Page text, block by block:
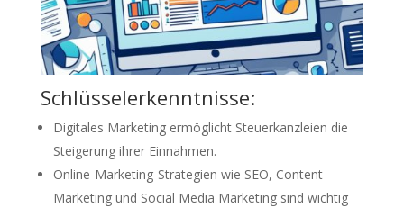
Schlüsselerkenntnisse:
Digitales Marketing ermöglicht Steuerkanzleien die
Steigerung ihrer Einnahmen.
Online-Marketing-Strategien wie SEO, Content
Marketing und Social Media Marketing sind wichtig